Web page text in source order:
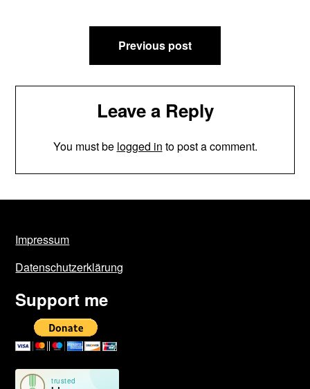
navigation
Previous post
Leave a Reply
You must be logged in to post a comment.
Impressum
Datenschutzerklärung
Support me